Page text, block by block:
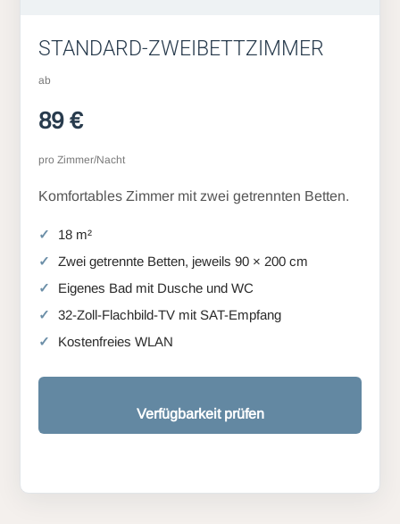
STANDARD-ZWEIBETTZIMMER
ab
89 €
pro Zimmer/Nacht
Komfortables Zimmer mit zwei getrennten Betten.
18 m²
Zwei getrennte Betten, jeweils 90 × 200 cm
Eigenes Bad mit Dusche und WC
32-Zoll-Flachbild-TV mit SAT-Empfang
Kostenfreies WLAN
Verfügbarkeit prüfen